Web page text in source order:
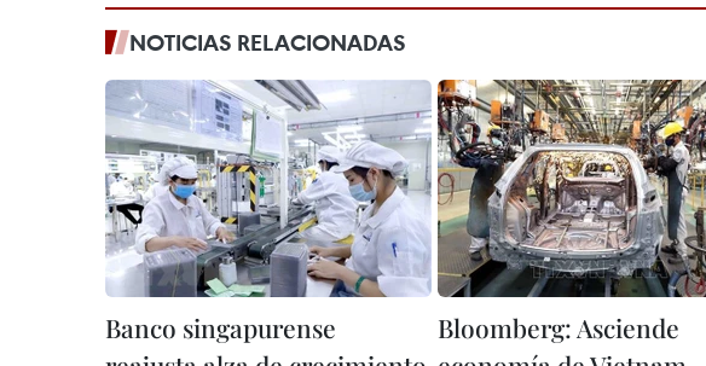
NOTICIAS RELACIONADAS
Banco singapurense
Bloomberg: Asciende